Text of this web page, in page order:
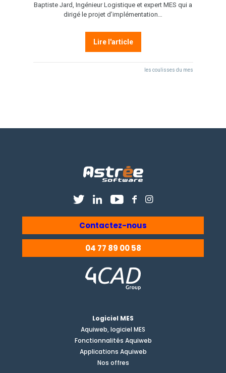
Baptiste Jard, Ingénieur Logistique et expert MES qui a
dirigé le projet d’implémentation…
Lire l'article
les coulisses du mes
Contactez-nous
04 77 89 00 58
Logiciel MES
Aquiweb, logiciel MES
Fonctionnalités Aquiweb
Applications Aquiweb
Nos offres